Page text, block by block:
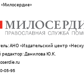
АНО «Издательский центр
редактор: Данилова Ю.К.
05-95